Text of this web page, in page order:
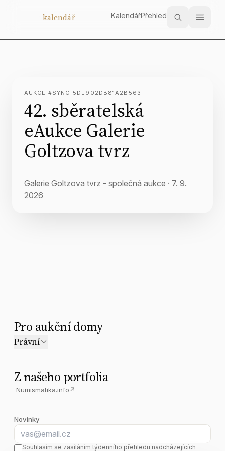
kalendář KalendářPřehled
AUKCE #SYNC-5DE902DB81A2B563
42. sběratelská
eAukce Galerie
Goltzova tvrz
Galerie Goltzova tvrz - společná aukce · 7. 9.
2026
Pro aukční domy
Právní
Z našeho portfolia
Numismatika.info ↗
Novinky
E-mail
Souhlasím se zasíláním týdenního přehledu nadcházejících